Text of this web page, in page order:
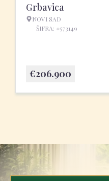
Grbavica
NOVI SAD
ŠIFRA: #573149
€206.900